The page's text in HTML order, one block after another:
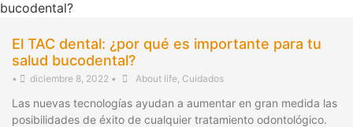
El TAC dental: ¿por qué es importante para tu
salud bucodental?
• diciembre 8, 2022 • About life Cuidados
Las nuevas tecnologías ayudan a aumentar en gran medida las
posibilidades de éxito de cualquier tratamiento odontológico.